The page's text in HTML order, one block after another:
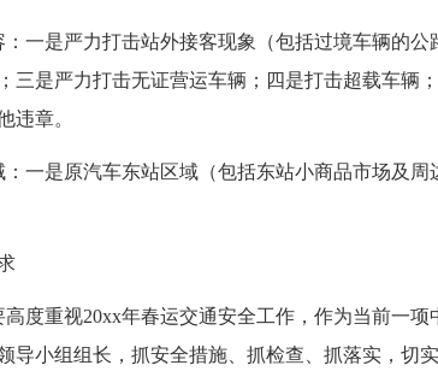
：一是严力打击站外接客现象（包括过境车辆的
三是严力打击无证营运车辆；四是打击超载车辆
违章。
：一是原汽车东站区域（包括东站小商品市场及
高度重视20xx年春运交通安全工作，作为当前一
导小组组长，抓安全措施、抓检查、抓落实，切